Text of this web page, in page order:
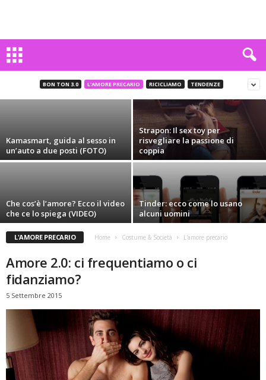
BON TON 3.0 L'AMORE PRECARIO RICICLIAMO TENDENZE
5 ragioni per cui odiare il tuo ex ti aiuterà
ad andare avanti
Carlo Mattiani - 29 Febbraio 2016
Kamasmart, guida al sesso in
un’auto a due posti (FOTO)
Strapon: Il sex toy per
risvegliare la passione di
coppia
Che cos’è l’amore? Ecco il video
che ce lo spiega (VIDEO)
Tinder: ecco come lo usano
alcuni uomini
L'AMORE PRECARIO Home Costume & Società L'amore precario
Amore 2.0: ci frequentiamo o ci
fidanziamo?
5 Settembre 2015